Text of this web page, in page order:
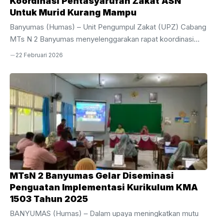
Untuk Murid Kurang Mampu
Banyumas (Humas) – Unit Pengumpul Zakat (UPZ) Cabang
MTs N 2 Banyumas menyelenggarakan rapat koordinasi
penting terkait pengelolaan dana umat pada Sabtu (21/02).
Hikmah MTs N 2 Banyumas, tepat setelah agenda doa
bersama di ruang guru pada pukul 07.15 hingga 08.00 WIB.
Rapat ini difokuskan pada pembahasan teknis
pentasyarufan dana zakat yang bersumber dari
pengembalian 60% dana zakat ASN melalui UPZ Pusat
Kemenag Kabupaten Banyumas.Jalannya rapat dipimpin
langsung oleh Ketua UPZ Cabang MTs ...
22 Februari 2026
MTsN 2 Banyumas Gelar Diseminasi
Penguatan Implementasi Kurikulum KMA
1503 Tahun 2025
BANYUMAS (Humas) – Dalam upaya meningkatkan mutu